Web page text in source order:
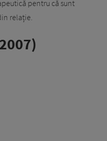
pentru că sunt
relație.